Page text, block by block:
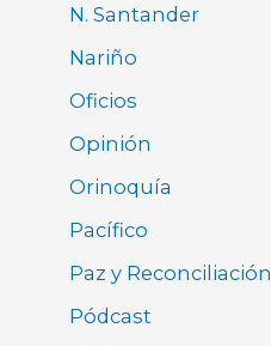
N. Santander
Nariño
Oficios
Opinión
Orinoquía
Pacífico
Paz y Reconciliación
Pódcast